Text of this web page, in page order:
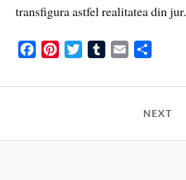
transfigura astfel realitatea din jur.
c
o
n
r
i
e
m
r
a
a
e
NEXT